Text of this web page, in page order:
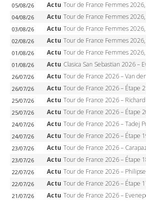
05/08/26 Actu Tour de France Femmes 2026, étape 5 – Demi Vollering gagne à Belleville, Reusser en
04/08/26 Actu Tour de France Femmes 2026, étape 4 – Marlen Reusser écrase le chrono,
03/08/26 Actu Tour de France Femmes 2026, étape 3 – Sigrid Haugset en solitaire, 88 km
02/08/26 Actu Tour de France Femmes 2026, étape 2 – Lorena Wiebes doublé à Genève,
01/08/26 Actu Tour de France Femmes 2026, étape 1 – Lorena Wiebes intouchable à
01/08/26 Actu Clasica San Sebastian 2026 – Evenepoel recordman, 4e victoire,
26/07/26 Actu Tour de France 2026 – Van der Poel monumental à Paris, Pogacar égale le
26/07/26 Actu Tour de France 2026 – Étape 21 : Van der Poel, Pogacar, qui succédera à Wout van Aert
25/07/26 Actu Tour de France 2026 – Richard Carapaz roi des Alpes, doublé et maillot à
25/07/26 Actu Tour de France 2026 – Étape 20 : L’étape reine, Galibier, Sarenne, Alpe d’Huez,
24/07/26 Actu Tour de France 2026 – Tadej Pogacar dompte l’Alpe d’Huez, 5e victoire,
24/07/26 Actu Tour de France 2026 – Étape 19 : Pogacar peut-il enfin
23/07/26 Actu Tour de France 2026 – Carapaz en solitaire à Orcières-Merlette, Paret-Peintre à
23/07/26 Actu Tour de France 2026 – Étape 18 : Qui domptera Orcières-Merlette, première
22/07/26 Actu Tour de France 2026 – Philipsen débloque son compteur à Voiron, Pedersen en
22/07/26 Actu Tour de France 2026 – Étape 17 : Pedersen peut-il verrouiller le
21/07/26 Actu Tour de France 2026 – Evenepoel écrase le chrono d’Évian, Seixas